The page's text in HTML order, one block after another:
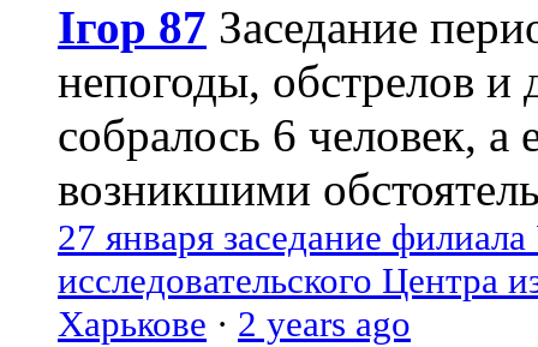
Ігор 87 Заседание
непогоды, обстрелов и
собралось 6 человек, а
возникшими
27 января заседание
исследовательского Центра
Харькове · 2 years ago